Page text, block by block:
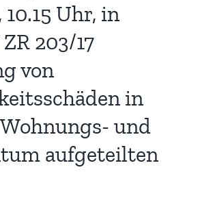
10.15 Uhr, in
203/17
von
in
und
aufgeteilten